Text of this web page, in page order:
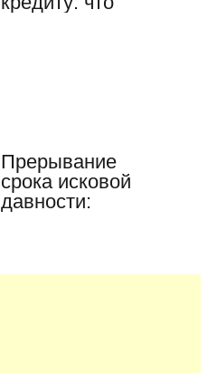
Прерывание
срока исковой
давности: